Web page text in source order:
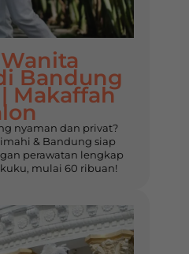
Bandung
Makaffah
nyaman dan privat?
& Bandung siap
perawatan lengkap
mulai 60 ribuan!